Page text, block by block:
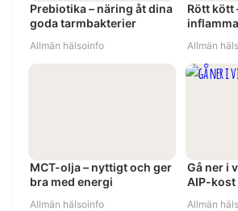
Prebiotika – näring åt dina
goda tarmbakterier
Allmän hälsoinfo
Rött kött
Allmän
MCT-olja – nyttigt och ger
bra med energi
Allmän hälsoinfo
Gå ner i
AIP-kost
Allmän